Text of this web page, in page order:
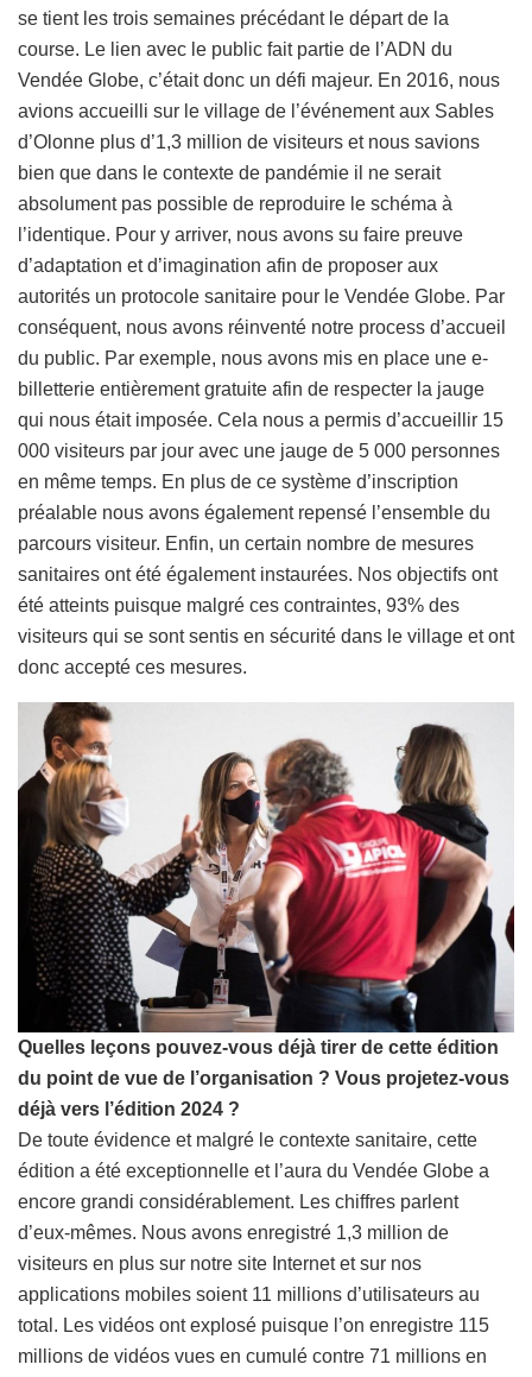
se tient les trois semaines précédant le départ de la
course. Le lien avec le public fait partie de l’ADN du
Vendée Globe, c’était donc un défi majeur. En 2016, nous
avions accueilli sur le village de l’événement aux Sables
d’Olonne plus d’1,3 million de visiteurs et nous savions
bien que dans le contexte de pandémie il ne serait
absolument pas possible de reproduire le schéma à
l’identique. Pour y arriver, nous avons su faire preuve
d’adaptation et d’imagination afin de proposer aux
autorités un protocole sanitaire pour le Vendée Globe. Par
conséquent, nous avons réinventé notre process d’accueil
du public. Par exemple, nous avons mis en place une e-
billetterie entièrement gratuite afin de respecter la jauge
qui nous était imposée. Cela nous a permis d’accueillir 15
000 visiteurs par jour avec une jauge de 5 000 personnes
en même temps. En plus de ce système d’inscription
préalable nous avons également repensé l’ensemble du
parcours visiteur. Enfin, un certain nombre de mesures
sanitaires ont été également instaurées. Nos objectifs ont
été atteints puisque malgré ces contraintes, 93% des
visiteurs qui se sont sentis en sécurité dans le village et ont
donc accepté ces mesures.
Quelles leçons pouvez-vous déjà tirer de cette édition
du point de vue de l’organisation ? Vous projetez-vous
déjà vers l’édition 2024 ?
De toute évidence et malgré le contexte sanitaire, cette
édition a été exceptionnelle et l’aura du Vendée Globe a
encore grandi considérablement. Les chiffres parlent
d’eux-mêmes. Nous avons enregistré 1,3 million de
visiteurs en plus sur notre site Internet et sur nos
applications mobiles soient 11 millions d’utilisateurs au
total. Les vidéos ont explosé puisque l’on enregistre 115
millions de vidéos vues en cumulé contre 71 millions en